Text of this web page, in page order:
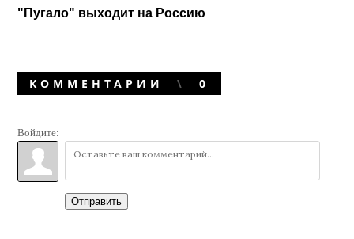
"Пугало" выходит на Россию
КОММЕНТАРИИ 0
Войдите:
Отправить